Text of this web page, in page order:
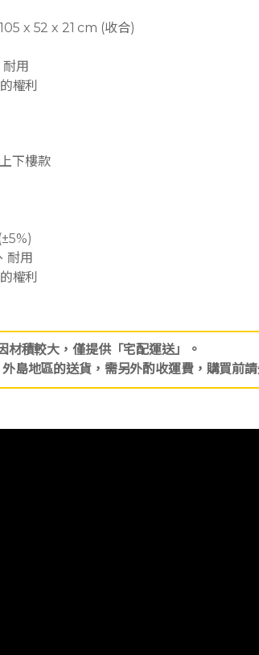
x 52 x 21 cm (收合)
耐用
權利
下樓款
耐用
權利
材積較大，僅提供「宅配運送」。
島地區的送貨，需另外酌收運費，購買前